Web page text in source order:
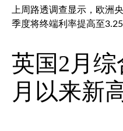
上周路透调查显示，欧洲
季度将终端利率提高至
英国2月
月以来新